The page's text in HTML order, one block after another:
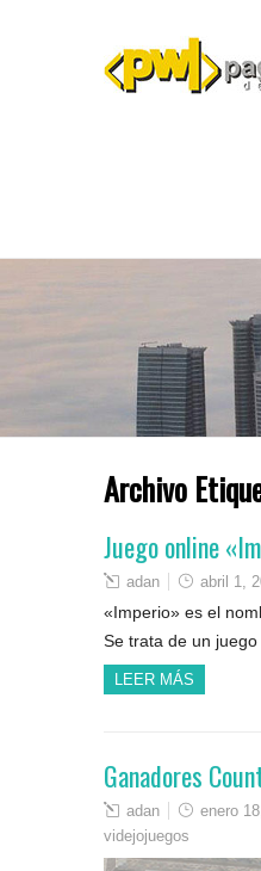
Archivo
Juego online
adan abril 1,
«Imperio» es el
Se trata de un
LEER MÁS
Ganadores
adan enero
videjojuegos